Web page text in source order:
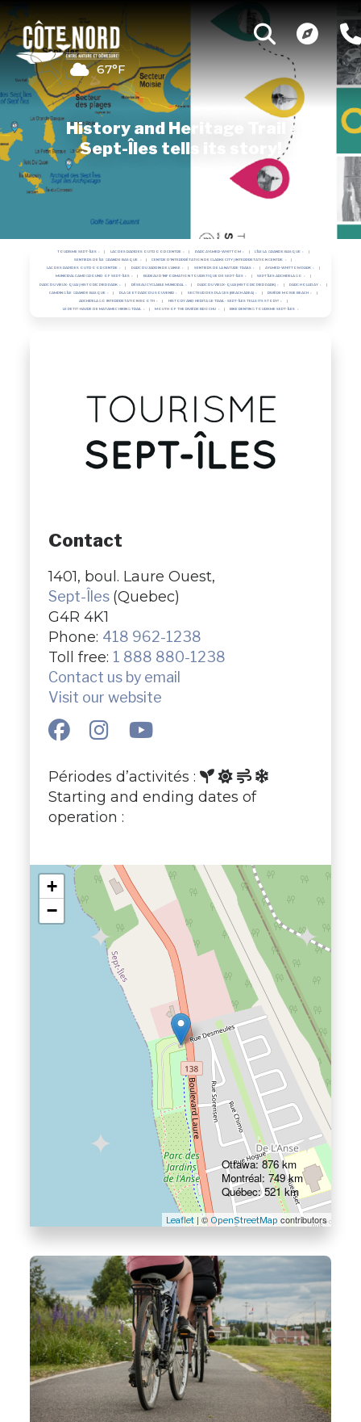
67°F
History and Heritage Trail -
Sept-Îles tells its story!
TOURISME SEPT-ÎLES LAC DES RAPIDES OUTDOOR CENTRE PARC AYLMER-WHITTOM L'ÎLE LA GRANDE BASQUE
SENTIERS DE ÎLE GRANDE BASQUE CENTRE D'INTERPRÉTATION DE CLARKE CITY | INTERPRETATION CENTRE
LAC DES RAPIDES OUTDOOR CENTRE PARC DU JARDIN DE L'ANSE SENTIERS DE LA NATURE TRAILS AYLMER-WHITTOM PARK
MUNICIPAL CAMPGROUND OF SEPT-ÎLES BUREAU D'INFORMATION TOURISTIQUE DE SEPT-ÎLES SEPT ÎLES ARCHIPELAGO
PARC DU VIEUX-QUAI | HISTORIC PIER PARK RÉSEAU CYCLABLE MUNICIPAL PARC DU VIEUX-QUAI (HISTORIC PIER PARK) PARC HOLLIDAY
CAMPING ÎLE GRANDE BASQUE PLAGE ET PARC DU SOUVENIR SECTEUR DES PLAGES (BEACH AREA) RIVIÈRE MOISIE BEACH
ARCHIPELAGO INTERPRETATION BOOTH HISTORY AND HERITAGE TRAIL - SEPT-ÎLES TELLS ITS STORY!
LE PETIT-HAVRE DE MATAMEC HIKING TRAIL MOUTH OF THE RIVIÈRE BROCHU BIKE RENTING TOURISME SEPT-ÎLES
Contact
1401, boul. Laure Ouest,
Sept-Îles (Quebec)
G4R 4K1
Phone: 418 962-1238
Toll free: 1 888 880-1238
Contact us by email
Visit our website
Périodes d’activités :
Starting and ending dates of
operation :
+
−
Leaflet| © OpenStreetMap contributors
Ottawa: 876 km
Montréal: 749 km
Québec: 521 km